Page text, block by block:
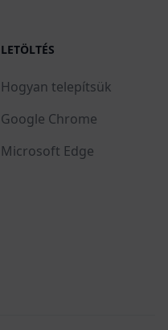
LETÖLTÉS
Hogyan telepítsük
Google Chrome
Microsoft Edge